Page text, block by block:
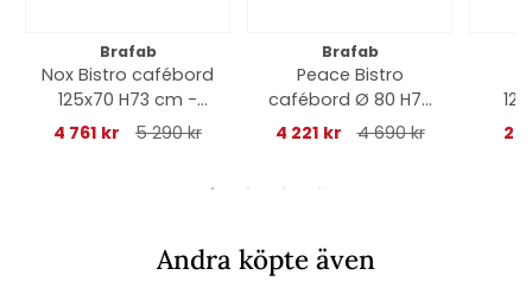
Brafab
Nox Bistro cafébord
125x70 H73 cm -
nordic
4 761 kr 5 290 kr
Brafab
Peace Bistro
cafébord Ø 80 H73
cm - antracit
4 221 kr 4 690 kr 2
Andra köpte även